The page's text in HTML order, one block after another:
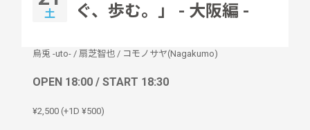
土 ぐ、歩む。」 - 大阪編 -
烏兎 -uto- / 扇芝智也 / コモノサヤ(Nagakumo)
OPEN 18:00 / START 18:30
¥2,500 (+1D ¥500)